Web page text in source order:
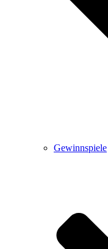
Gewinnspiele